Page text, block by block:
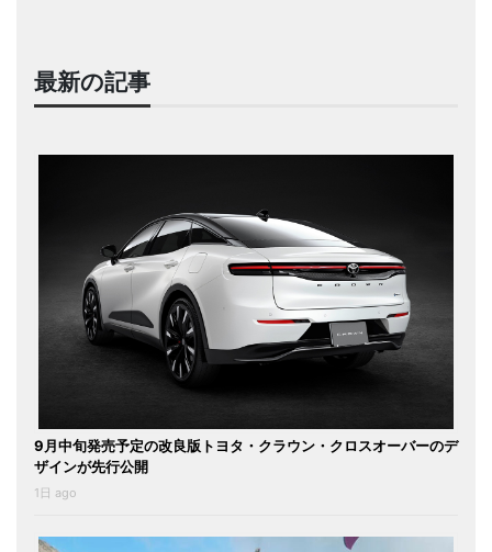
最新の記事
9月中旬発売予定の改良版トヨタ・クラウン・クロスオーバーのデ
ザインが先行公開
1日 ago